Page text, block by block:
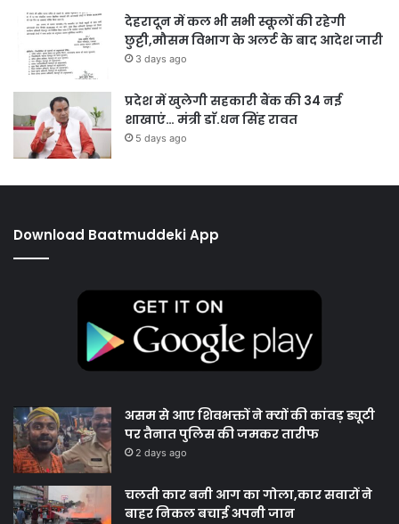
देहरादून में कल भी सभी स्कूलों की रहेगी
छुट्टी,मौसम विभाग के अलर्ट के बाद आदेश जारी
3 days ago
प्रदेश में खुलेगी सहकारी बैंक की 34 नई
शाखाएं… मंत्री डाॅ.धन सिंह रावत
5 days ago
Download Baatmuddeki App
असम से आए शिवभक्तों ने क्यों की कांवड़ ड्यूटी
पर तैनात पुलिस की जमकर तारीफ
2 days ago
चलती कार बनी आग का गोला,कार सवारों ने
बाहर निकल बचाई अपनी जान